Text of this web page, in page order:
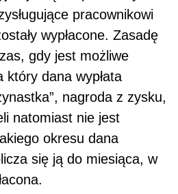
pracownikowi
wypłacone. Zasadę
gdy jest możliwe
który dana wypłata
nagroda z zysku,
natomiast nie jest
okresu dana
się ją do miesiąca, w